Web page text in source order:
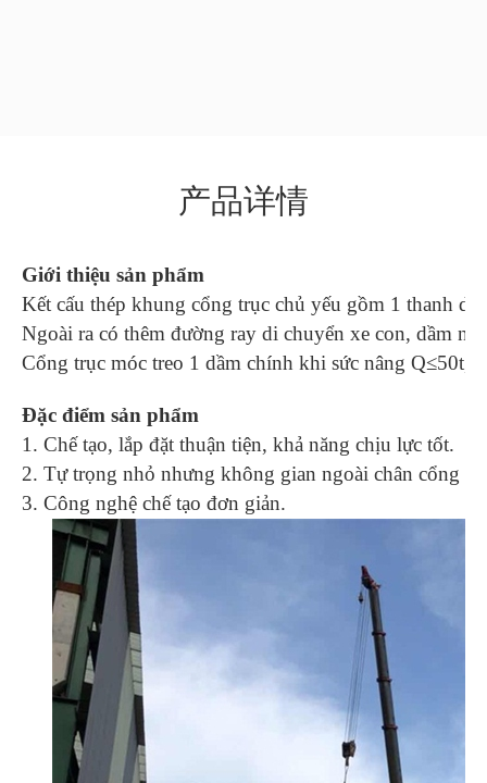
产品详情
Giới thiệu sản phẩm
Kết cấu thép khung cổng trục chủ yếu gồm 1 thanh
Ngoài ra có thêm đường ray di chuyển xe con, dầm
Cổng trục móc treo 1 dầm chính khi sức nâng Q≤50t,
Đặc điểm sản phẩm
1. Chế tạo, lắp đặt thuận tiện, khả năng chịu lực tốt.
2. Tự trọng nhỏ nhưng không gian ngoài chân cổng
3. Công nghệ chế tạo đơn giản.